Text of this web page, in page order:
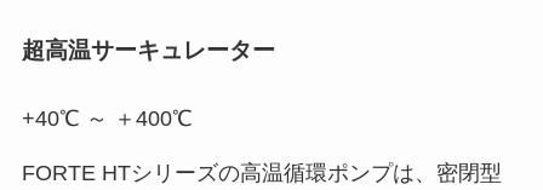
超高温サーキュレーター
+40℃ ～ ＋400℃
FORTE HTシリーズの高温循環ポンプは、密閉型